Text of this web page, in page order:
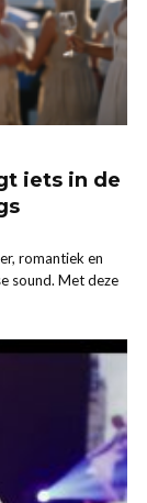
iets in de
romantiek en
sound. Met deze